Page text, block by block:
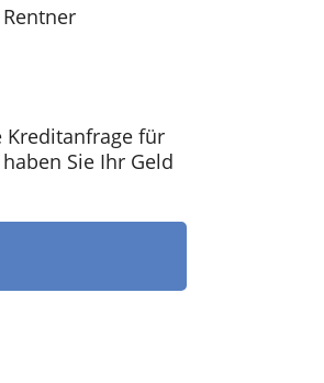
Kreditanfrage für
Sie Ihr Geld